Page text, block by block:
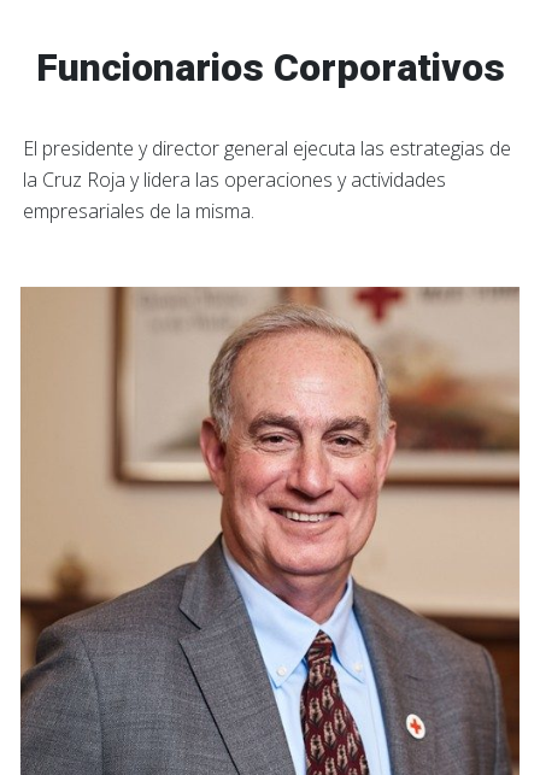
Funcionarios Corporativos
El presidente y director general ejecuta las estrategias de
la Cruz Roja y lidera las operaciones y actividades
empresariales de la misma.